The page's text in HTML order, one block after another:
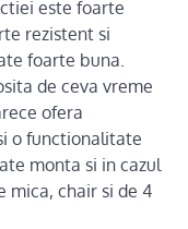
este foarte
rezistent si
foarte buna.
de ceva vreme
ofera
o functionalitate
monta si in cazul
mica, chair si de 4